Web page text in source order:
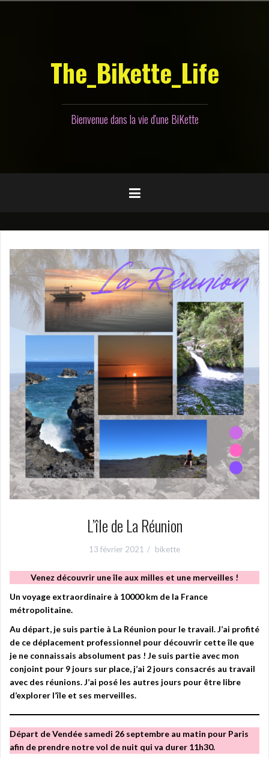
The_Bikette_Life
Bienvenue dans la vie d'une BiKette
L’île de La Réunion
13 février 2021 bikette
Venez découvrir une île aux milles et une merveilles !
Un voyage extraordinaire à 10000 km de la France
métropolitaine.
Au départ, je suis partie à La Réunion pour le travail. J’ai profité
de ce déplacement professionnel pour découvrir cette île que
je ne connaissais absolument pas ! Je suis partie avec mon
conjoint pour 9 jours sur place, j’ai 2 jours consacrés au travail
avec des réunions. J’ai posé les autres jours pour être libre
d’explorer l’île et ses merveilles.
Départ de Vendée samedi 26 septembre au matin pour Paris
afin de prendre notre vol de nuit qui va durer 11h30.